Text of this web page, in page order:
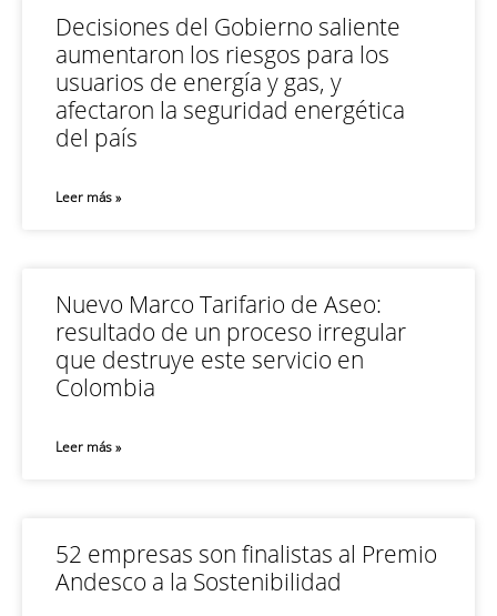
Decisiones del Gobierno saliente
aumentaron los riesgos para los
usuarios de energía y gas, y
afectaron la seguridad energética
del país
Leer más »
Nuevo Marco Tarifario de Aseo:
resultado de un proceso irregular
que destruye este servicio en
Colombia
Leer más »
52 empresas son finalistas al Premio
Andesco a la Sostenibilidad